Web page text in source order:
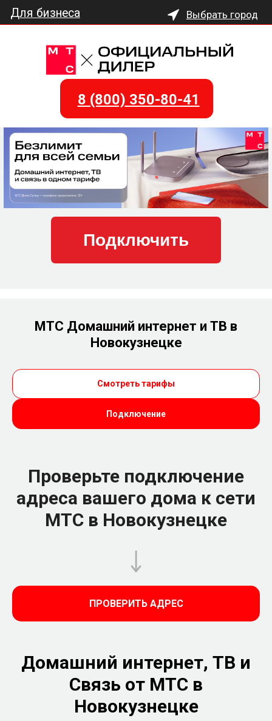
Выбрать город
8 (800) 350-80-41
Для бизнеса
Интернет и Цифровое
Телевидение от МТС
Подключить
МТС Домашний интернет и ТВ в
Новокузнецке
Смотреть тарифы
Подключение
Проверьте подключение
адреса вашего дома к сети
МТС в Новокузнецке
ПРОВЕРИТЬ АДРЕС
Домашний интернет, ТВ и
Связь от МТС в
Новокузнецке